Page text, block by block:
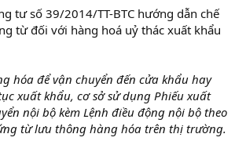
tư số 39/2014/TT-BTC hướng dẫn chế
từ đối với hàng hoá uỷ thác xuất khẩu
hóa để vận chuyển đến cửa khẩu hay
xuất khẩu, cơ sở sử dụng Phiếu xuất
nội bộ kèm Lệnh điều động nội bộ theo
từ lưu thông hàng hóa trên thị trường.